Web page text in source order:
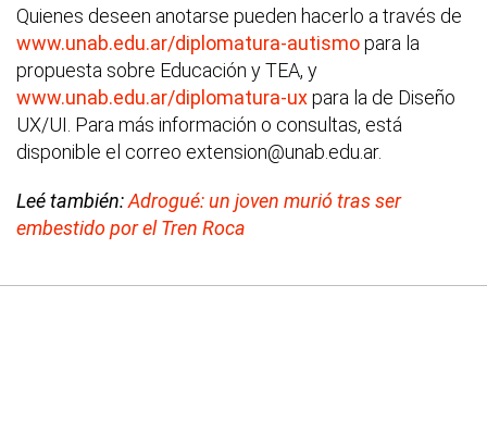
Quienes deseen anotarse pueden hacerlo a través de
www.unab.edu.ar/diplomatura-autismopara la
propuesta sobre Educación y TEA, y
www.unab.edu.ar/diplomatura-uxpara la de Diseño
UX/UI. Para más información o consultas, está
disponible el correo extension@unab.edu.ar.
Leé también:Adrogué: un joven murió tras ser
embestido por el Tren Roca